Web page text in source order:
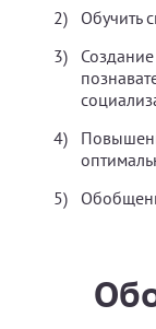
Обучить